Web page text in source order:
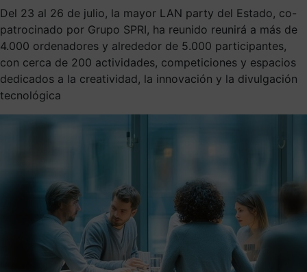
Del 23 al 26 de julio, la mayor LAN party del Estado, co-
patrocinado por Grupo SPRI, ha reunido reunirá a más de
4.000 ordenadores y alrededor de 5.000 participantes,
con cerca de 200 actividades, competiciones y espacios
dedicados a la creatividad, la innovación y la divulgación
tecnológica